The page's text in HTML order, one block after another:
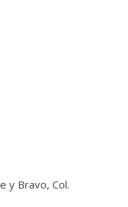
y Bravo, Col.